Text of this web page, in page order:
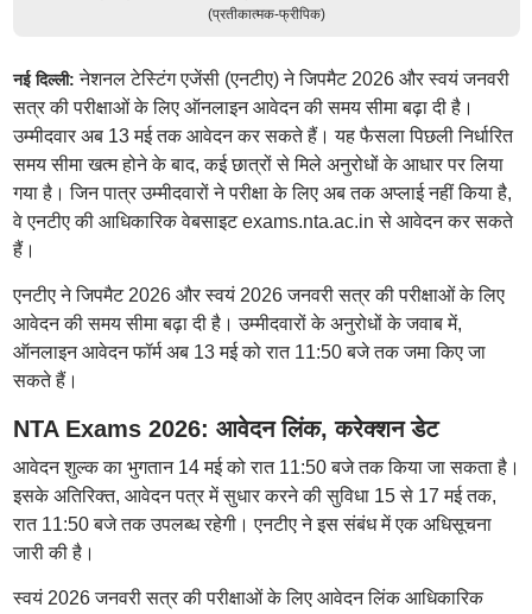
(प्रतीकात्मक-फ्रीपिक)
नई दिल्ली: नेशनल टेस्टिंग एजेंसी (एनटीए) ने जिपमैट 2026 और स्वयं जनवरी
सत्र की परीक्षाओं के लिए ऑनलाइन आवेदन की समय सीमा बढ़ा दी है।
उम्मीदवार अब 13 मई तक आवेदन कर सकते हैं। यह फैसला पिछली निर्धारित
समय सीमा खत्म होने के बाद, कई छात्रों से मिले अनुरोधों के आधार पर लिया
गया है। जिन पात्र उम्मीदवारों ने परीक्षा के लिए अब तक अप्लाई नहीं किया है,
वे एनटीए की आधिकारिक वेबसाइट exams.nta.ac.in से आवेदन कर सकते
हैं।
एनटीए ने जिपमैट 2026 और स्वयं 2026 जनवरी सत्र की परीक्षाओं के लिए
आवेदन की समय सीमा बढ़ा दी है। उम्मीदवारों के अनुरोधों के जवाब में,
ऑनलाइन आवेदन फॉर्म अब 13 मई को रात 11:50 बजे तक जमा किए जा
सकते हैं।
NTA Exams 2026: आवेदन लिंक, करेक्शन डेट
आवेदन शुल्क का भुगतान 14 मई को रात 11:50 बजे तक किया जा सकता है।
इसके अतिरिक्त, आवेदन पत्र में सुधार करने की सुविधा 15 से 17 मई तक,
रात 11:50 बजे तक उपलब्ध रहेगी। एनटीए ने इस संबंध में एक अधिसूचना
जारी की है।
स्वयं 2026 जनवरी सत्र की परीक्षाओं के लिए आवेदन लिंक आधिकारिक